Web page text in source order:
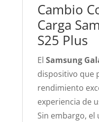
Cambio
Carga
S25 Plus
El Samsung
dispositivo que
rendimiento
experiencia de
Sin embargo, el